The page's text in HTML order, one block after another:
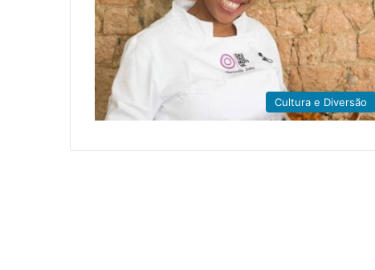
Cultura e Diversão